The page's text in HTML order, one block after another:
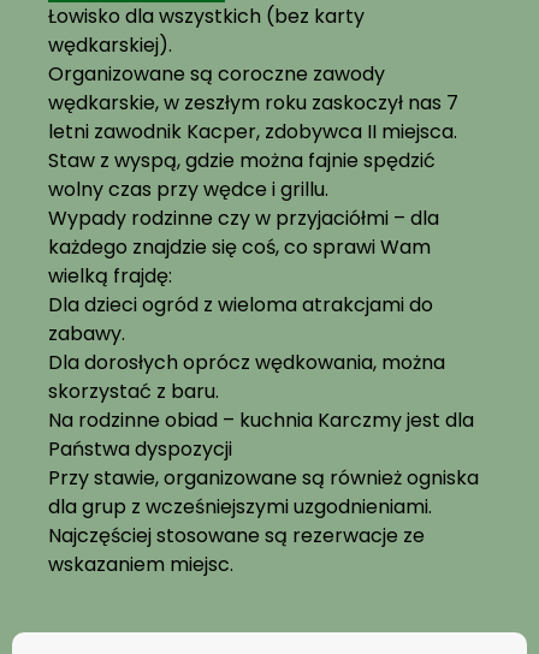
Łowisko dla wszystkich (bez karty
wędkarskiej).
Organizowane są coroczne zawody
wędkarskie, w zeszłym roku zaskoczył nas 7
letni zawodnik Kacper, zdobywca II miejsca.
Staw z wyspą, gdzie można fajnie spędzić
wolny czas przy wędce i grillu.
Wypady rodzinne czy w przyjaciółmi – dla
każdego znajdzie się coś, co sprawi Wam
wielką frajdę:
Dla dzieci ogród z wieloma atrakcjami do
zabawy.
Dla dorosłych oprócz wędkowania, można
skorzystać z baru.
Na rodzinne obiad – kuchnia Karczmy jest dla
Państwa dyspozycji
Przy stawie, organizowane są również ogniska
dla grup z wcześniejszymi uzgodnieniami.
Najczęściej stosowane są rezerwacje ze
wskazaniem miejsc.